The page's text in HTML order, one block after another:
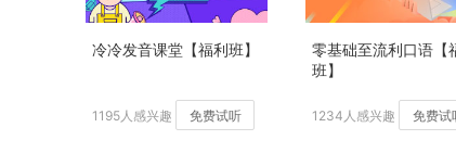
冷冷发音课堂【福利班】
1195人感兴趣 免费试听
零基础至流利口语【
班】
1234人感兴趣 免费试